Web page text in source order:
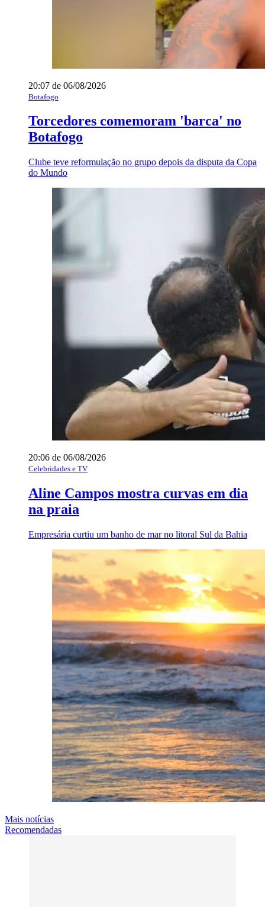
20:07 de 06/08/2026
Botafogo
Torcedores comemoram 'barca' no
Botafogo
Clube teve reformulação no grupo depois da disputa da Copa
do Mundo
20:06 de 06/08/2026
Celebridades e TV
Aline Campos mostra curvas em dia
na praia
Empresária curtiu um banho de mar no litoral Sul da Bahia
Mais notícias
Recomendadas